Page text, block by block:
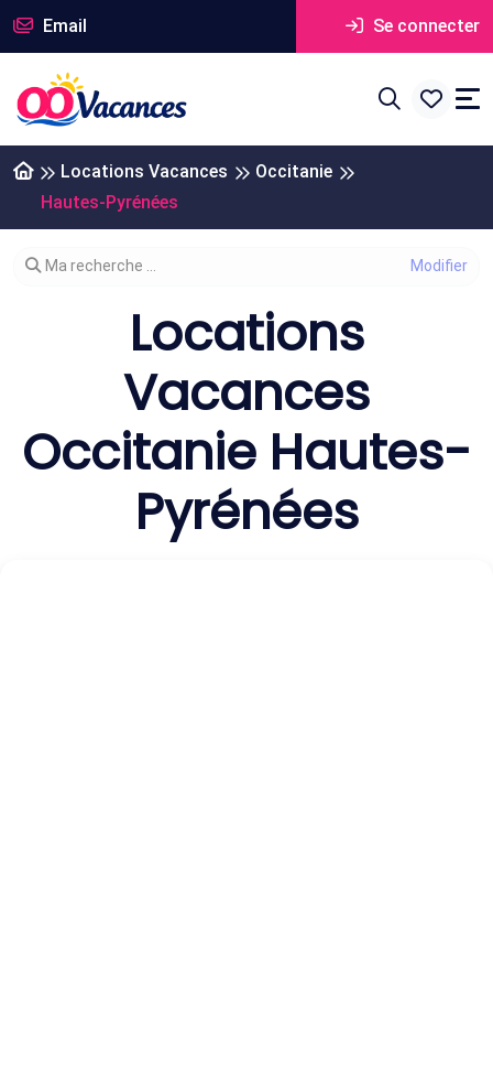
Email Se connecter
Locations Vacances
Occitanie
Hautes-Pyrénées
Modifier votre recherche
Ma recherche ...
Locations
Vacances
Occitanie Hautes-
Pyrénées